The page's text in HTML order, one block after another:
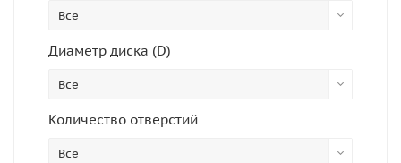
Все
Диаметр диска (D)
Все
Количество отверстий
Все